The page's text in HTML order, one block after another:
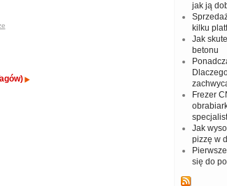
jak ją
kilku
Jak
betonu
Frezer
Jak
pizzę w
się do